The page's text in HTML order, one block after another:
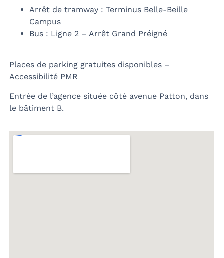
Arrêt de tramway : Terminus Belle-Beille
Campus
Bus : Ligne 2 – Arrêt Grand Préigné
Places de parking gratuites disponibles –
Accessibilité PMR
Entrée de l’agence située côté avenue Patton, dans
le bâtiment B.